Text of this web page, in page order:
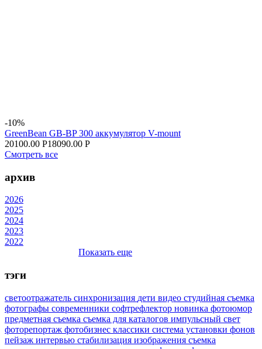
-10%
GreenBean GB-BP 300 аккумулятор V-mount
20100.00 Р18090.00 Р
Смотреть все
архив
2026
2025
2024
2023
2022
Показать еще
тэги
светоотражатель синхронизация дети видео студийная съемка
фотографы современники софтрефлектор новинка фотоюмор
предметная съемка съемка для каталогов импульсный свет
фоторепортаж фотобизнес классики система установки фонов
пейзаж интервью стабилизация изображения съемка